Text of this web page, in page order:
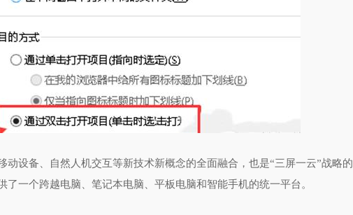
动设备、自然人机交互等新技术新概念的全面融合，也是“三屏一云”战略的
了一个跨越电脑、笔记本电脑、平板电脑和智能手机的统一平台。